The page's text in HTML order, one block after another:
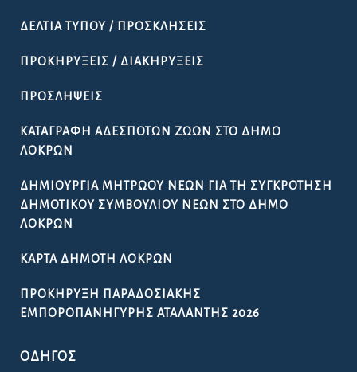
ΔΕΛΤΊΑ ΤΎΠΟΥ / ΠΡΟΣΚΛΉΣΕΙΣ
ΠΡΟΚΗΡΎΞΕΙΣ / ΔΙΑΚΗΡΎΞΕΙΣ
ΠΡΟΣΛΉΨΕΙΣ
ΚΑΤΑΓΡΑΦΉ ΑΔΈΣΠΟΤΩΝ ΖΏΩΝ ΣΤΟ ΔΉΜΟ
ΛΟΚΡΏΝ
ΔΗΜΙΟΥΡΓΊΑ ΜΗΤΡΏΟΥ ΝΈΩΝ ΓΙΑ ΤΗ ΣΥΓΚΡΌΤΗΣΗ
ΔΗΜΟΤΙΚΟΎ ΣΥΜΒΟΥΛΊΟΥ ΝΈΩΝ ΣΤΟ ΔΉΜΟ
ΛΟΚΡΏΝ
ΚΆΡΤΑ ΔΗΜΌΤΗ ΛΟΚΡΏΝ
ΠΡΟΚΉΡΥΞΗ ΠΑΡΑΔΟΣΙΑΚΉΣ
ΕΜΠΟΡΟΠΑΝΉΓΥΡΗΣ ΑΤΑΛΆΝΤΗΣ 2026
ΟΔΗΓΌΣ